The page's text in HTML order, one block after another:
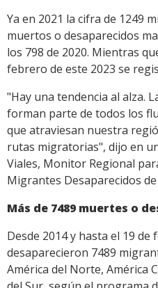
Ya en 2021 la cifra de 1249
muertos o desaparecidos
los 798 de 2020. Mientras
febrero de este 2023 se
"Hay una tendencia al alza.
forman parte de todos los
que atraviesan nuestra
rutas migratorias", dijo en
Viales, Monitor Regional
Migrantes Desaparecidos de
Más de 7489 muertes o
Desde 2014 y hasta el 19
desaparecieron 7489
América del Norte, América